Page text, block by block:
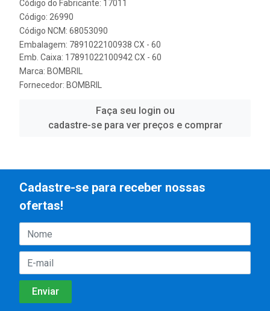
Código do Fabricante: 17011
Código: 26990
Código NCM: 68053090
Embalagem: 7891022100938 CX - 60
Emb. Caixa: 17891022100942 CX - 60
Marca: BOMBRIL
Fornecedor: BOMBRIL
Faça seu login ou
cadastre-se para ver preços e comprar
Cadastre-se para receber nossas
ofertas!